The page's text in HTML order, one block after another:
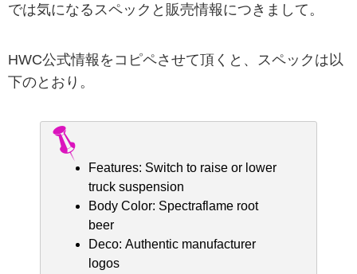
では気になるスペックと販売情報につきまして。
HWC公式情報をコピペさせて頂くと、スペックは以
下のとおり。
Features: Switch to raise or lower
truck suspension
Body Color: Spectraflame root
beer
Deco: Authentic manufacturer
logos